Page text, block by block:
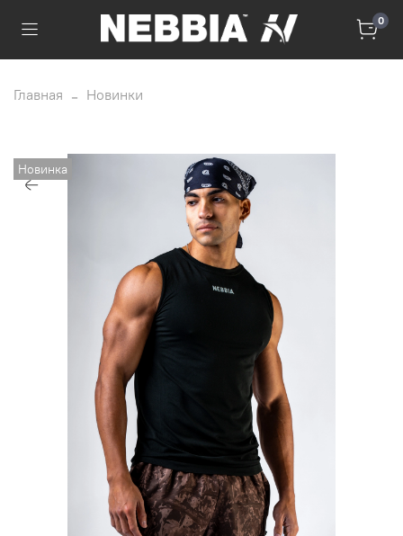
0
Главная Новинки
Новинка